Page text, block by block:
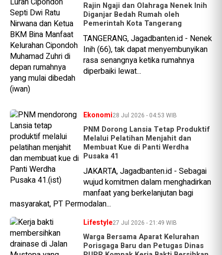
Rajin Ngaji dan Olahraga Nenek Inih
Diganjar Bedah Rumah oleh
Pemerintah Kota Tangerang
TANGERANG, Jagadbanten.id - Nenek
Inih (66), tak dapat menyembunyikan
rasa senangnya ketika rumahnya
diperbaiki lewat...
Ekonomi28 Jul 2026 - 04:53 WIB
PNM Dorong Lansia Tetap Produktif
Melalui Pelatihan Menjahit dan
Membuat Kue di Panti Werdha
Pusaka 41
JAKARTA, Jagadbanten.id - Sebagai
wujud komitmen dalam menghadirkan
manfaat yang berkelanjutan bagi
masyarakat, PT Permodalan...
Lifestyle27 Jul 2026 - 21:49 WIB
Warga Bersama Aparat Kelurahan
Porisgaga Baru dan Petugas Dinas